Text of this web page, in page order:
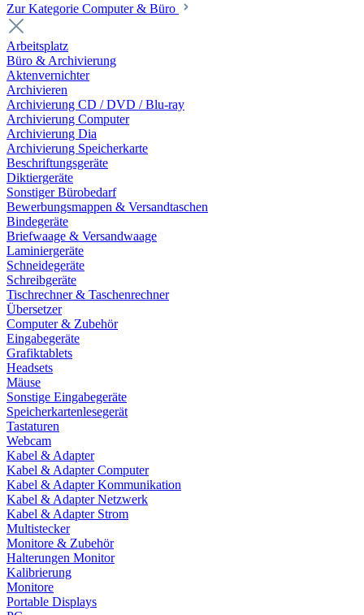
Zur Kategorie Computer & Büro
Arbeitsplatz
Büro & Archivierung
Aktenvernichter
Archivieren
Archivierung CD / DVD / Blu-ray
Archivierung Computer
Archivierung Dia
Archivierung Speicherkarte
Beschriftungsgeräte
Diktiergeräte
Sonstiger Bürobedarf
Bewerbungsmappen & Versandtaschen
Bindegeräte
Briefwaage & Versandwaage
Laminiergeräte
Schneidegeräte
Schreibgeräte
Tischrechner & Taschenrechner
Übersetzer
Computer & Zubehör
Eingabegeräte
Grafiktablets
Headsets
Mäuse
Sonstige Eingabegeräte
Speicherkartenlesegerät
Tastaturen
Webcam
Kabel & Adapter
Kabel & Adapter Computer
Kabel & Adapter Kommunikation
Kabel & Adapter Netzwerk
Kabel & Adapter Strom
Multistecker
Monitore & Zubehör
Halterungen Monitor
Kalibrierung
Monitore
Portable Displays